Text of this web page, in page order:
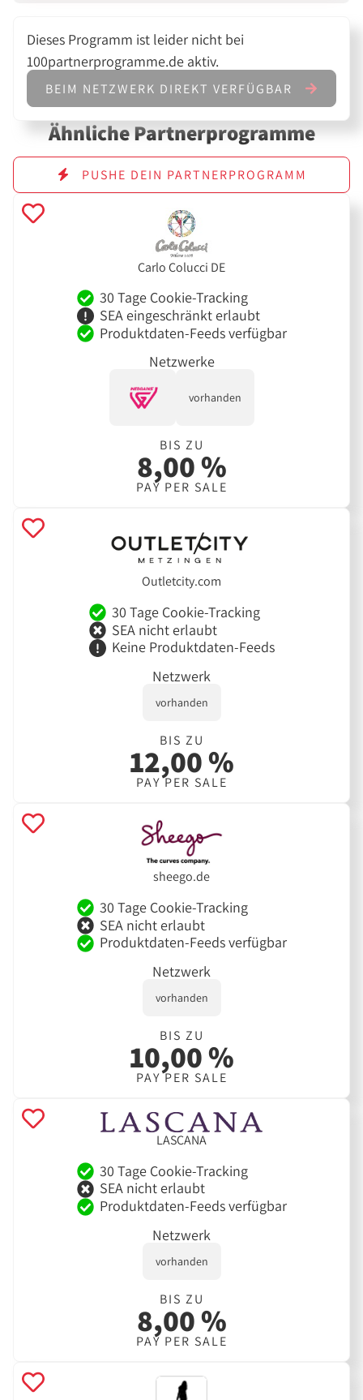
Dieses Programm ist leider nicht bei
100partnerprogramme.de aktiv.
BEIM NETZWERK DIREKT VERFÜGBAR
Ähnliche Partnerprogramme
PUSHE DEIN PARTNERPROGRAMM
Carlo Colucci DE
30 Tage Cookie-Tracking
SEA eingeschränkt erlaubt
Produktdaten-Feeds verfügbar
Netzwerke
vorhanden
BIS ZU
8,00 %
PAY PER SALE
Outletcity.com
30 Tage Cookie-Tracking
SEA nicht erlaubt
Keine Produktdaten-Feeds
Netzwerk
vorhanden
BIS ZU
12,00 %
PAY PER SALE
sheego.de
30 Tage Cookie-Tracking
SEA nicht erlaubt
Produktdaten-Feeds verfügbar
Netzwerk
vorhanden
BIS ZU
10,00 %
PAY PER SALE
LASCANA
30 Tage Cookie-Tracking
SEA nicht erlaubt
Produktdaten-Feeds verfügbar
Netzwerk
vorhanden
BIS ZU
8,00 %
PAY PER SALE